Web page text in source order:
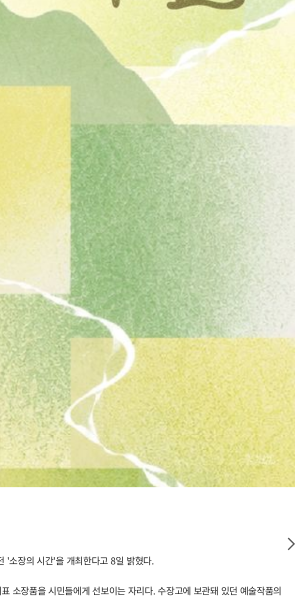
'소장의 시간'을 개최한다고 8일 밝혔다.
소장품을 시민들에게 선보이는 자리다. 수장고에 보관돼 있던 예술작품의